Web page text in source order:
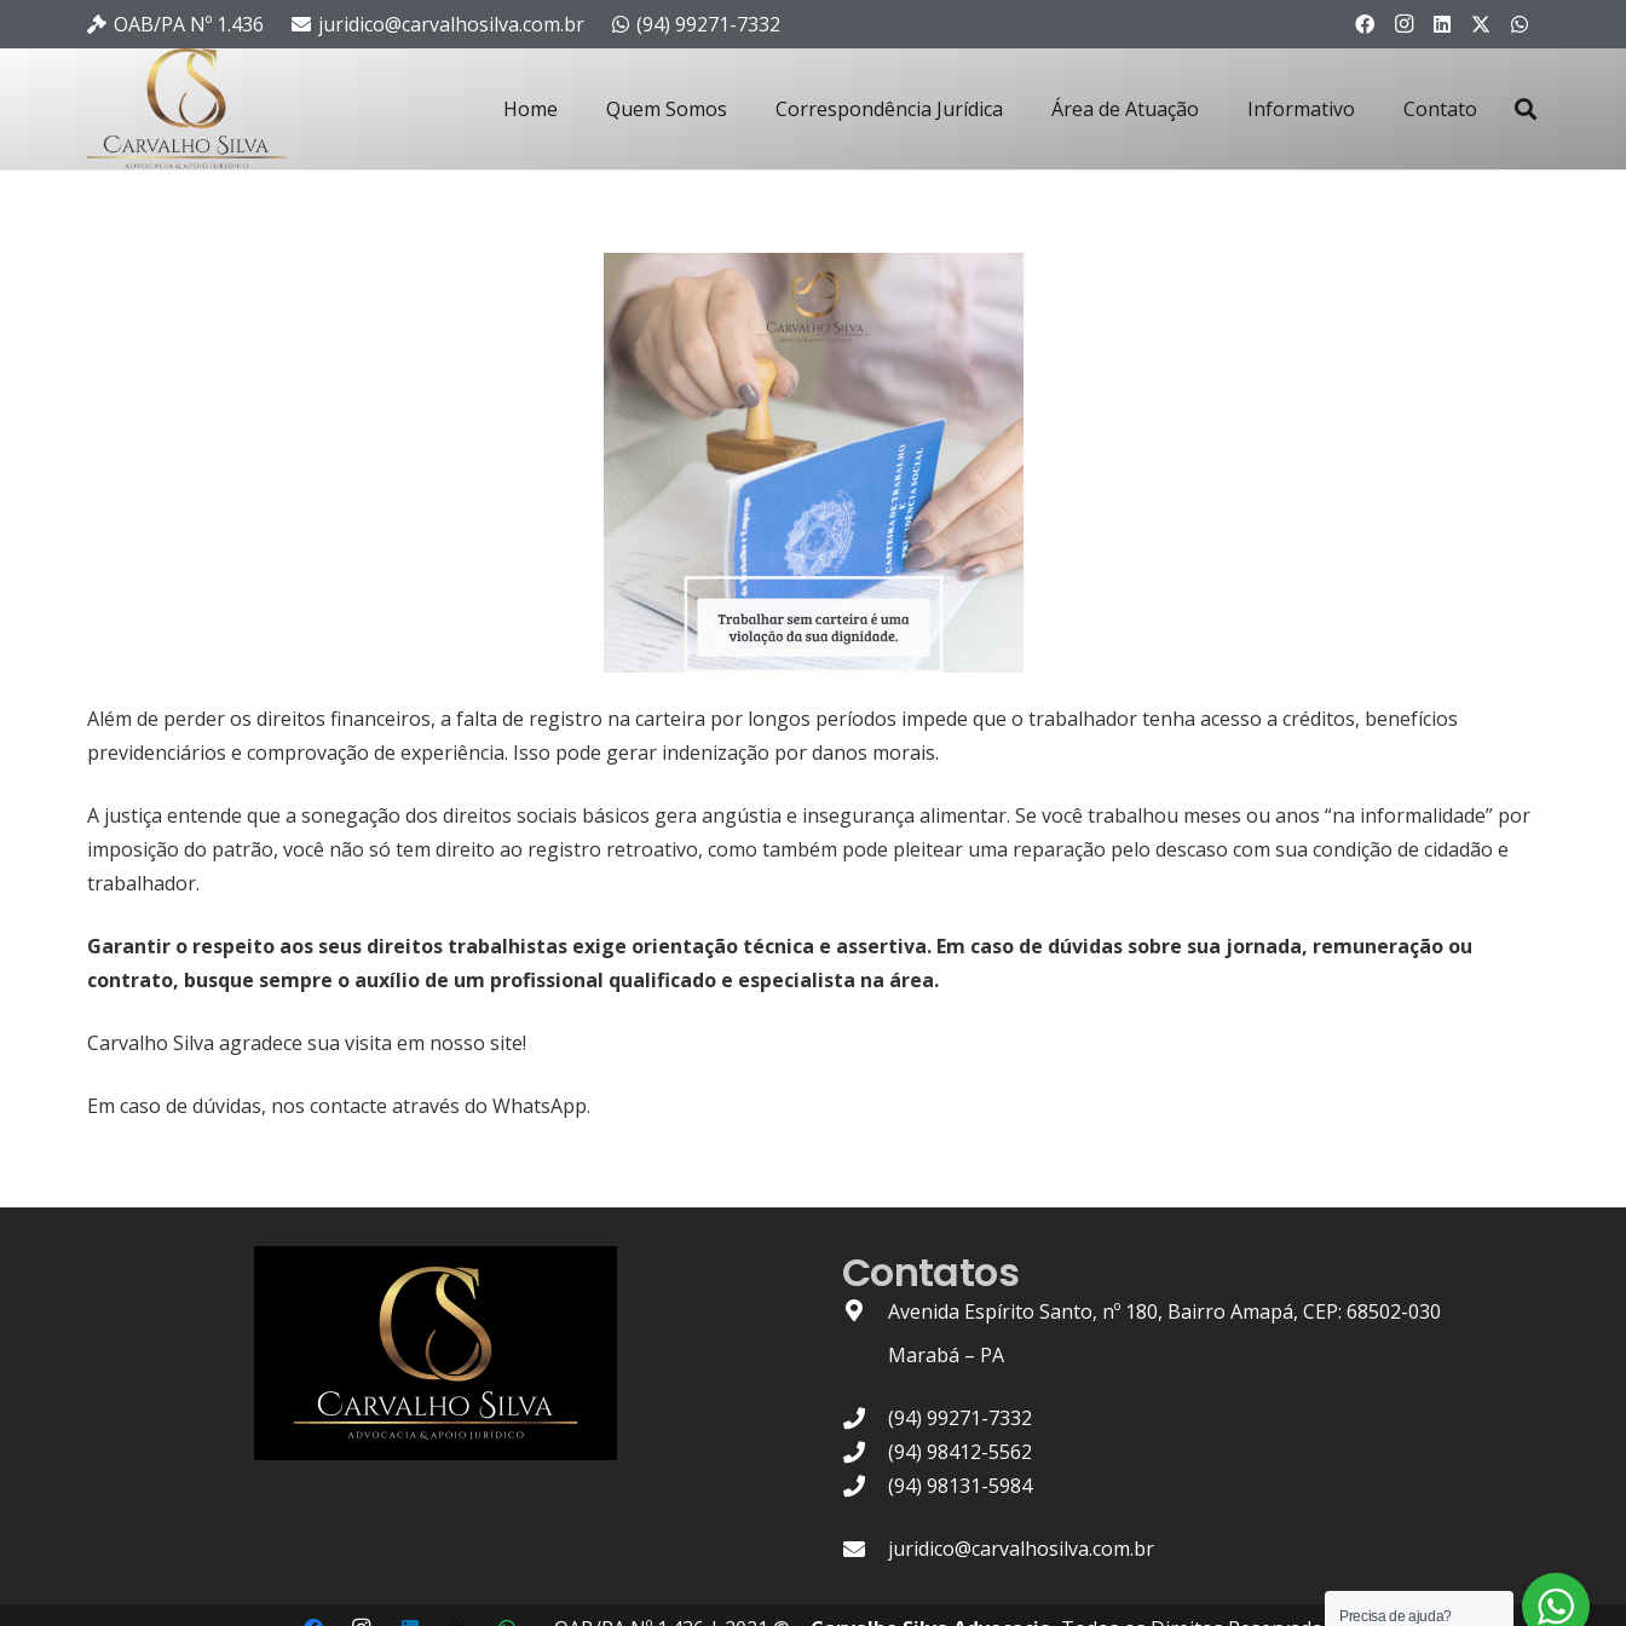
OAB/PA Nº 1.436 juridico@carvalhosilva.com.br (94) 99271-7332
Home Quem Somos Correspondência Jurídica Área de Atuação Informativo Contato
Além de perder os direitos financeiros, a falta de registro na carteira por longos períodos impede que o trabalhador tenha acesso a créditos, benefícios
previdenciários e comprovação de experiência. Isso pode gerar indenização por danos morais.
A justiça entende que a sonegação dos direitos sociais básicos gera angústia e insegurança alimentar. Se você trabalhou meses ou anos “na informalidade” por
imposição do patrão, você não só tem direito ao registro retroativo, como também pode pleitear uma reparação pelo descaso com sua condição de cidadão e
trabalhador.
Garantir o respeito aos seus direitos trabalhistas exige orientação técnica e assertiva. Em caso de dúvidas sobre sua jornada, remuneração ou
contrato, busque sempre o auxílio de um profissional qualificado e especialista na área.
Carvalho Silva agradece sua visita em nosso site!
Em caso de dúvidas, nos contacte através do WhatsApp.
Contatos
Avenida Espírito Santo, nº 180, Bairro Amapá, CEP: 68502-030
Marabá – PA
(94) 99271-7332
(94) 98412-5562
(94) 98131-5984
juridico@carvalhosilva.com.br
Precisa de ajuda?